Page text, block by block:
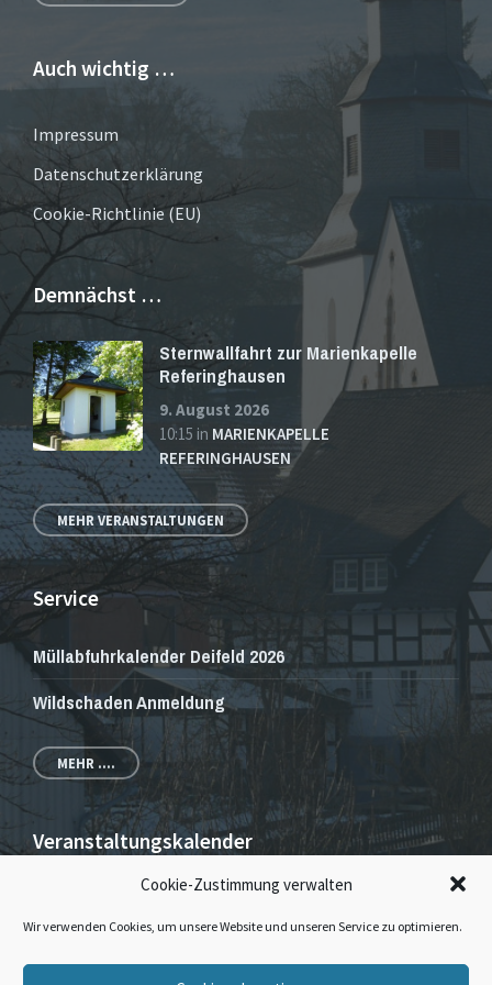
Cookie-Zustimmung verwalten
Wir verwenden Cookies, um unsere Website und unseren Service zu optimieren.
Auch wichtig …
Impressum
Datenschutzerklärung
Cookie-Richtlinie (EU)
Demnächst …
Sternwallfahrt zur Marienkapelle
Referinghausen
9. August 2026
10:15 in MARIENKAPELLE
REFERINGHAUSEN
MEHR VERANSTALTUNGEN
Service
Müllabfuhrkalender Deifeld 2026
Wildschaden Anmeldung
MEHR ....
Veranstaltungskalender
Veranstaltungen und Gottesdienste